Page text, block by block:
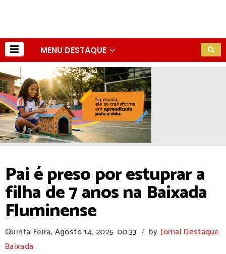
MENU DESTAQUE
Pai é preso por estuprar a
filha de 7 anos na Baixada
Fluminense
Quinta-Feira, Agosto 14, 2025 00:33 / by Jornal Destaque
Baixada